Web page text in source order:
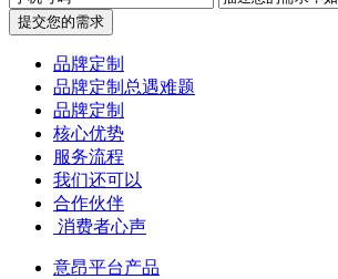
提交您的需求
品牌定制
品牌定制总遇难题
品牌定制
核心优势
服务流程
我们还可以
合作伙伴
​ 消费者心声
意昂平台产品